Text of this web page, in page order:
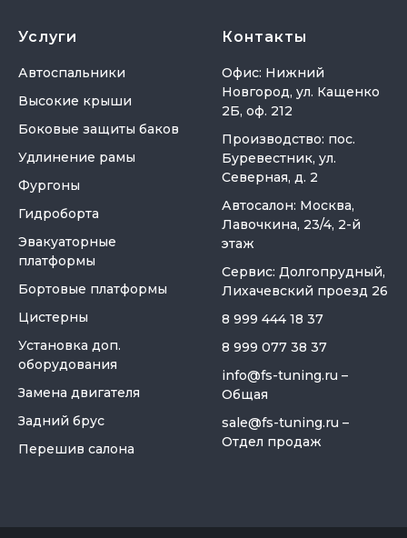
Услуги
Автоспальники
Высокие крыши
Боковые защиты баков
Удлинение рамы
Фургоны
Гидроборта
Эвакуаторные
платформы
Бортовые платформы
Цистерны
Установка доп.
оборудования
Замена двигателя
Задний брус
Перешив салона
Контакты
Офис: Нижний
Новгород, ул. Кащенко
2Б, оф. 212
Производство: пос.
Буревестник, ул.
Северная, д. 2
Автосалон: Москва,
Лавочкина, 23/4, 2-й
этаж
Сервис: Долгопрудный,
Лихачевский проезд 26
8 999 444 18 37
8 999 077 38 37
info@fs-tuning.ru –
Общая
sale@fs-tuning.ru –
Отдел продаж